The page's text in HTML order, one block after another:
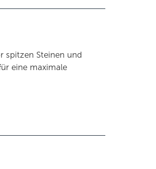
spitzen Steinen und
eine maximale